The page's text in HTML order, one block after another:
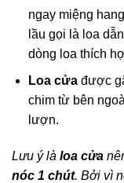
ngay miệng
lầu gọi là loa
dòng loa thích
Loa cửađược
chim từ bên
lượn.
Lưu ý là loa cửa
nóc 1 chút. Bởi vì